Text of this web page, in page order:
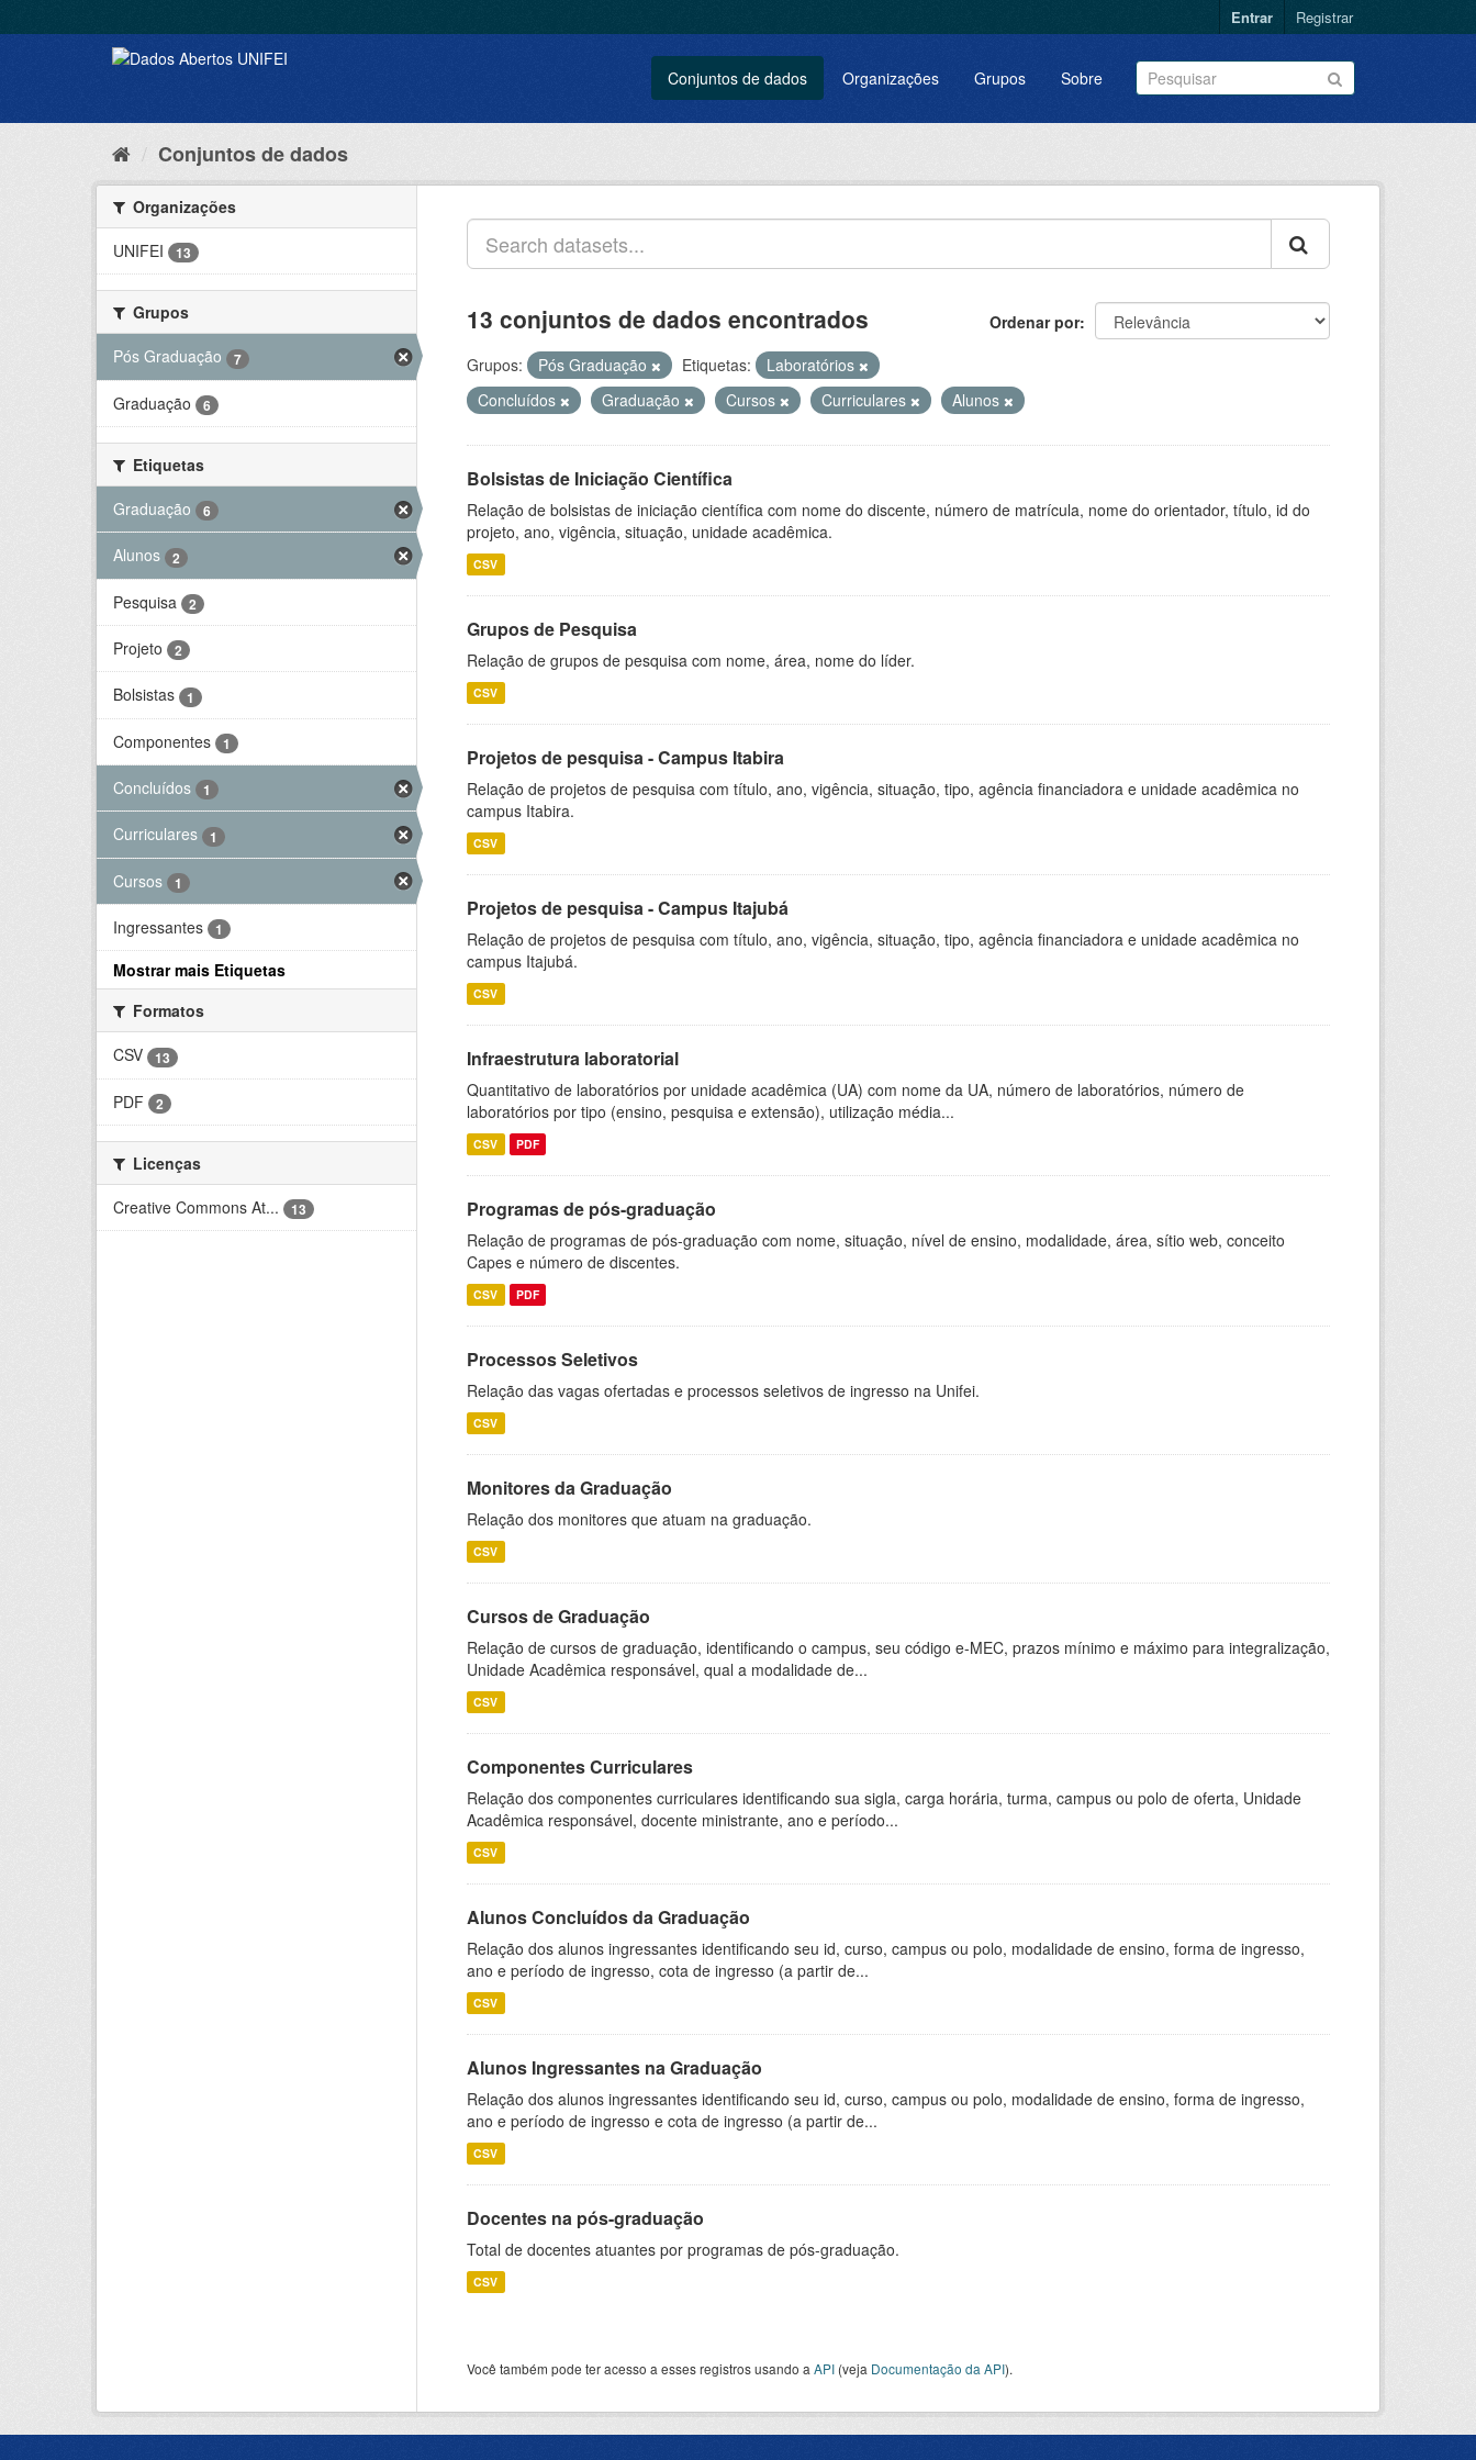
Entrar Registrar
Conjuntos de dados Organizações Grupos Sobre
Conjuntos de dados
Organizações
UNIFEI
13
Grupos
Pós Graduação
7
Graduação 6
Etiquetas
Graduação
6
Alunos 2
Pesquisa 2
Projeto 2
Bolsistas 1
Componentes 1
Concluídos 1
Curriculares 1
Cursos 1
Ingressantes 1
Mostrar mais Etiquetas
Formatos
CSV
13
PDF 2
Licenças
Creative Commons At...
13
Ordenar por
13 conjuntos de dados encontrados
Grupos: Pós Graduação Etiquetas:
Laboratórios
Concluídos
Graduação Cursos Curriculares Alunos
Bolsistas de Iniciação Científica
Relação de bolsistas de iniciação científica com nome do discente, número de matrícula, nome do orientador, título, id do
projeto, ano, vigência, situação, unidade acadêmica.
CSV
Grupos de Pesquisa
Relação de grupos de pesquisa com nome, área, nome do líder.
CSV
Projetos de pesquisa - Campus Itabira
Relação de projetos de pesquisa com título, ano, vigência, situação, tipo, agência financiadora e unidade acadêmica no
campus Itabira.
CSV
Projetos de pesquisa - Campus Itajubá
Relação de projetos de pesquisa com título, ano, vigência, situação, tipo, agência financiadora e unidade acadêmica no
campus Itajubá.
CSV
Infraestrutura laboratorial
Quantitativo de laboratórios por unidade acadêmica (UA) com nome da UA, número de laboratórios, número de
laboratórios por tipo (ensino, pesquisa e extensão), utilização média...
CSV PDF
Programas de pós-graduação
Relação de programas de pós-graduação com nome, situação, nível de ensino, modalidade, área, sítio web, conceito
Capes e número de discentes.
CSV PDF
Processos Seletivos
Relação das vagas ofertadas e processos seletivos de ingresso na Unifei.
CSV
Monitores da Graduação
Relação dos monitores que atuam na graduação.
CSV
Cursos de Graduação
Relação de cursos de graduação, identificando o campus, seu código e-MEC, prazos mínimo e máximo para integralização,
Unidade Acadêmica responsável, qual a modalidade de...
CSV
Componentes Curriculares
Relação dos componentes curriculares identificando sua sigla, carga horária, turma, campus ou polo de oferta, Unidade
Acadêmica responsável, docente ministrante, ano e período...
CSV
Alunos Concluídos da Graduação
Relação dos alunos ingressantes identificando seu id, curso, campus ou polo, modalidade de ensino, forma de ingresso,
ano e período de ingresso, cota de ingresso (a partir de...
CSV
Alunos Ingressantes na Graduação
Relação dos alunos ingressantes identificando seu id, curso, campus ou polo, modalidade de ensino, forma de ingresso,
ano e período de ingresso e cota de ingresso (a partir de...
CSV
Docentes na pós-graduação
Total de docentes atuantes por programas de pós-graduação.
CSV
Você também pode ter acesso a esses registros usando a API (veja Documentação da API).